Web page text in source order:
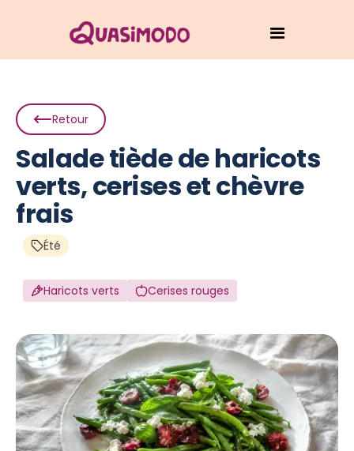
Retour
Salade tiède de haricots
verts, cerises et chèvre
frais
Été
Haricots verts Cerises rouges